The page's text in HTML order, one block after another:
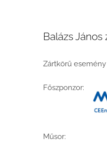
Balázs
Zártkörű esemény
Főszponzor:
Műsor: